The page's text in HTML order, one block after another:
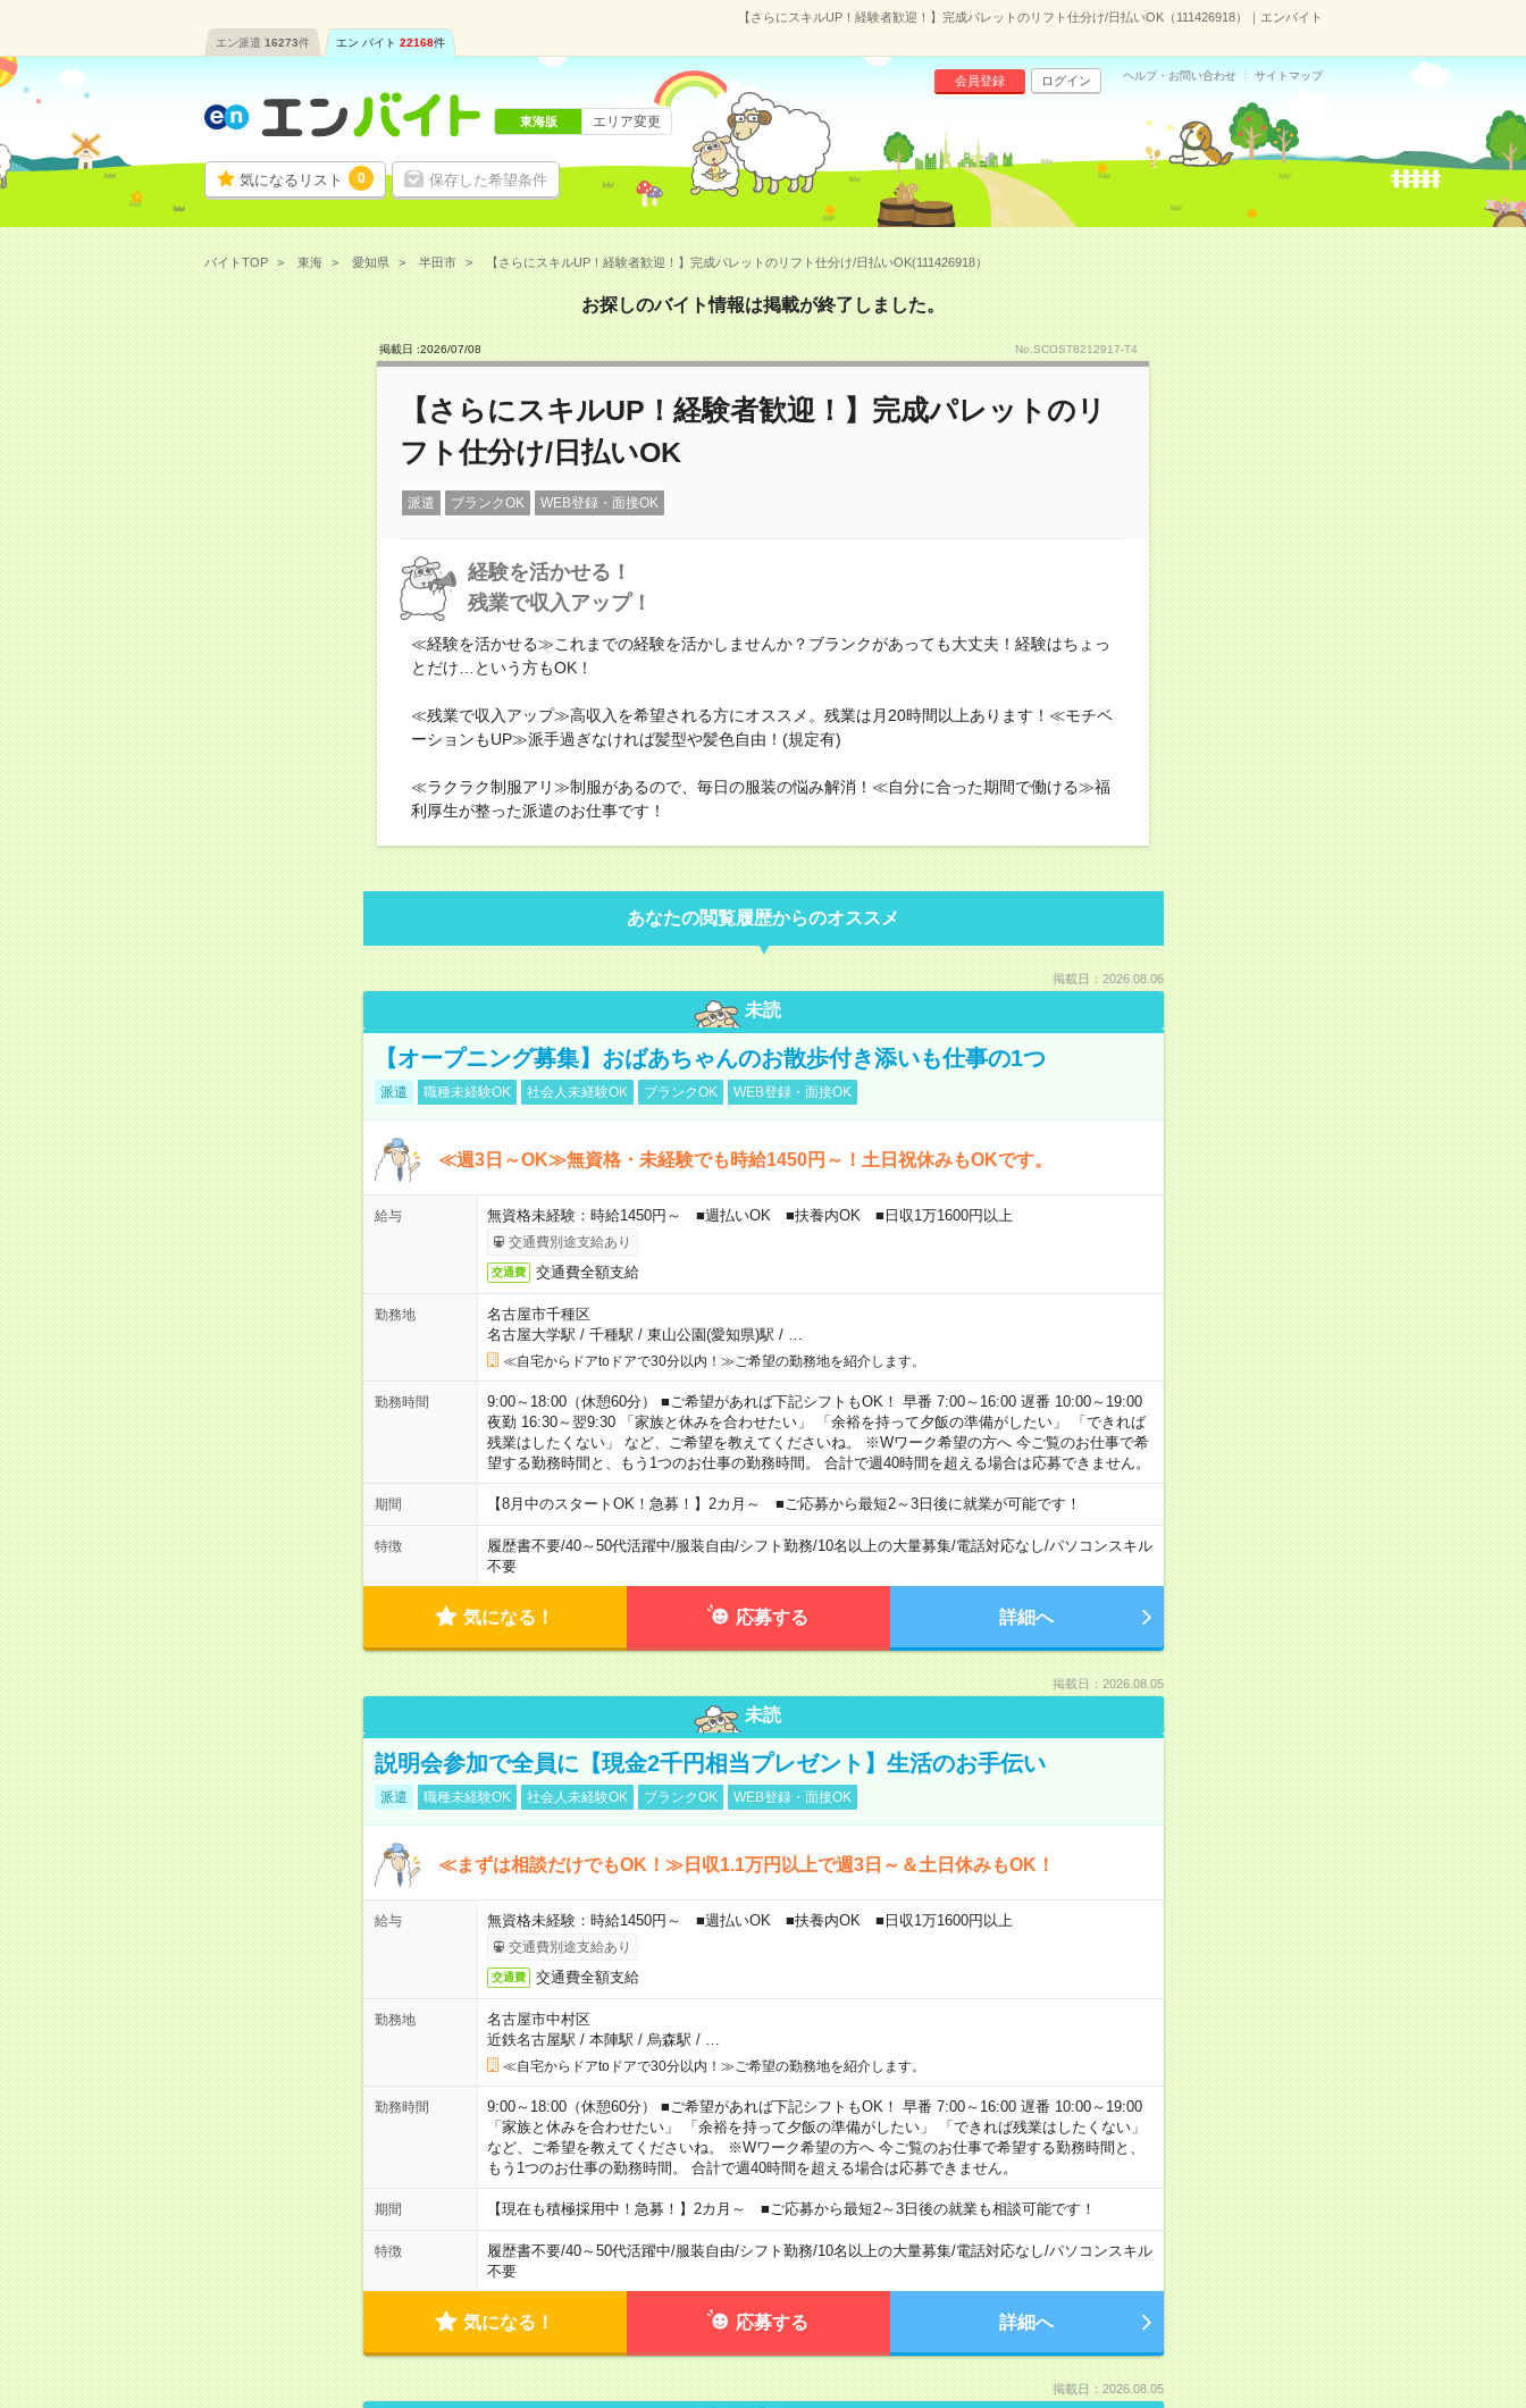
【さらにスキルUP！経験者歓迎！】完成パレットのリフト仕分け/日払いOK（111426918）｜エンバイト
エン派遣 16273件 エン バイト 22168件
気になるリスト 0 保存した希望条件
会員登録 ログイン ヘルプ・お問い合わせ サイトマップ
東海版 エリア変更
バイトTOP 東海 愛知県 半田市 【さらにスキルUP！経験者歓迎！】完成パレットのリフト仕分け/日払いOK(111426918）
お探しのバイト情報は掲載が終了しました。
掲載日 :2026/07/08 No.SCOST8212917-T4
【さらにスキルUP！経験者歓迎！】完成パレットのリ
フト仕分け/日払いOK
派遣 ブランクOK WEB登録・面接OK
経験を活かせる！
残業で収入アップ！
≪経験を活かせる≫これまでの経験を活かしませんか？ブランクがあっても大丈夫！経験はちょっ
とだけ…という方もOK！
≪残業で収入アップ≫高収入を希望される方にオススメ。残業は月20時間以上あります！≪モチベ
ーションもUP≫派手過ぎなければ髪型や髪色自由！(規定有)
≪ラクラク制服アリ≫制服があるので、毎日の服装の悩み解消！≪自分に合った期間で働ける≫福
利厚生が整った派遣のお仕事です！
あなたの閲覧履歴からのオススメ
掲載日：2026.08.06
未読
【オープニング募集】おばあちゃんのお散歩付き添いも仕事の1つ
派遣 職種未経験OK 社会人未経験OK ブランクOK WEB登録・面接OK
≪週3日～OK≫無資格・未経験でも時給1450円～！土日祝休みもOKです。
給与 無資格未経験：時給1450円～ ■週払いOK ■扶養内OK ■日収1万1600円以上
交通費別途支給あり
交通費 交通費全額支給
勤務地
名古屋市千種区
名古屋大学駅 / 千種駅 / 東山公園(愛知県)駅 /
≪自宅からドアtoドアで30分以内！≫ご希望の勤務地を紹介します。
勤務時間
9:00～18:00（休憩60分） ■ご希望があれば下記シフトもOK！ 早番 7:00～16:00 遅番 10:00～19:00
夜勤 16:30～翌9:30 「家族と休みを合わせたい」 「余裕を持って夕飯の準備がしたい」 「できれば
残業はしたくない」 など、ご希望を教えてくださいね。 ※Wワーク希望の方へ 今ご覧のお仕事で希
望する勤務時間と、もう1つのお仕事の勤務時間。 合計で週40時間を超える場合は応募できません。
期間 【8月中のスタートOK！急募！】2カ月～ ■ご応募から最短2～3日後に就業が可能です！
特徴 履歴書不要/40～50代活躍中/服装自由/シフト勤務/10名以上の大量募集/電話対応なし/パソコンスキル
不要
気になる！ 応募する 詳細へ
掲載日：2026.08.05
未読
説明会参加で全員に【現金2千円相当プレゼント】生活のお手伝い
派遣 職種未経験OK 社会人未経験OK ブランクOK WEB登録・面接OK
≪まずは相談だけでもOK！≫日収1.1万円以上で週3日～＆土日休みもOK！
給与 無資格未経験：時給1450円～ ■週払いOK ■扶養内OK ■日収1万1600円以上
交通費別途支給あり
交通費 交通費全額支給
勤務地
名古屋市中村区
近鉄名古屋駅 / 本陣駅 / 烏森駅 /
≪自宅からドアtoドアで30分以内！≫ご希望の勤務地を紹介します。
勤務時間
9:00～18:00（休憩60分） ■ご希望があれば下記シフトもOK！ 早番 7:00～16:00 遅番 10:00～19:00
「家族と休みを合わせたい」 「余裕を持って夕飯の準備がしたい」 「できれば残業はしたくない」
など、ご希望を教えてくださいね。 ※Wワーク希望の方へ 今ご覧のお仕事で希望する勤務時間と、
もう1つのお仕事の勤務時間。 合計で週40時間を超える場合は応募できません。
期間 【現在も積極採用中！急募！】2カ月～ ■ご応募から最短2～3日後の就業も相談可能です！
特徴 履歴書不要/40～50代活躍中/服装自由/シフト勤務/10名以上の大量募集/電話対応なし/パソコンスキル
不要
気になる！ 応募する 詳細へ
掲載日：2026.08.05